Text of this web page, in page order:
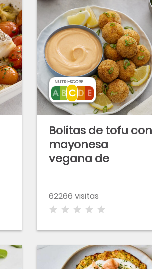
Bolitas de tofu con
mayonesa
vegana de
62266 visitas
NUTRI-SCORE